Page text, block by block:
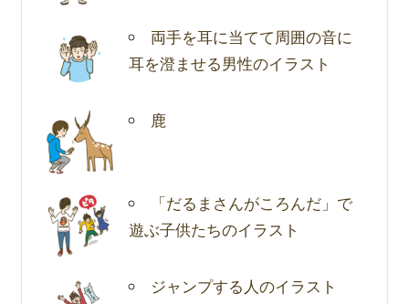
両手を耳に当てて周囲の音に
耳を澄ませる男性のイラスト
鹿
「だるまさんがころんだ」で
遊ぶ子供たちのイラスト
ジャンプする人のイラスト